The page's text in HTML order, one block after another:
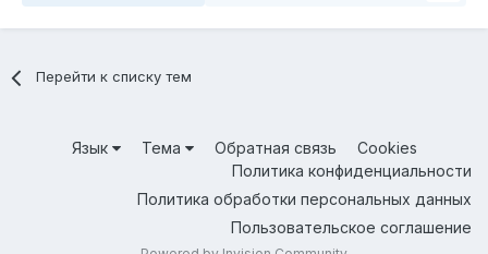
Перейти к списку тем
Язык Тема Обратная связь
Cookies
Политика конфиденциальности
Политика обработки персональных данных
Пользовательское соглашение